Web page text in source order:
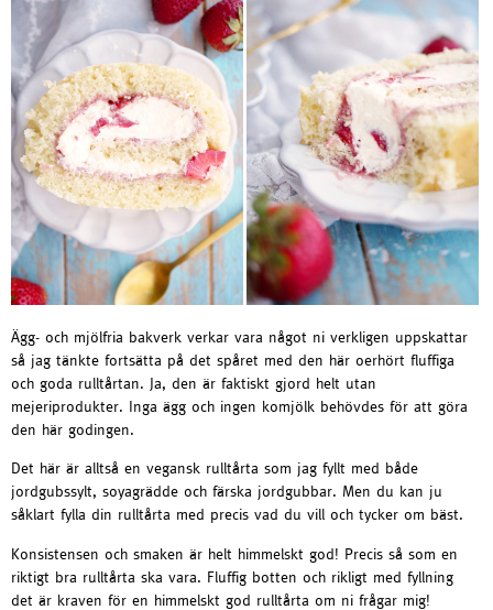
Ägg- och mjölfria bakverk verkar vara något ni verkligen uppskattar
så jag tänkte fortsätta på det spåret med den här oerhört fluffiga
och goda rulltårtan. Ja, den är faktiskt gjord helt utan
mejeriprodukter. Inga ägg och ingen komjölk behövdes för att göra
den här godingen.
Det här är alltså en vegansk rulltårta som jag fyllt med både
jordgubssylt, soyagrädde och färska jordgubbar. Men du kan ju
såklart fylla din rulltårta med precis vad du vill och tycker om bäst.
Konsistensen och smaken är helt himmelskt god! Precis så som en
riktigt bra rulltårta ska vara. Fluffig botten och rikligt med fyllning –
det är kraven för en himmelskt god rulltårta om ni frågar mig!